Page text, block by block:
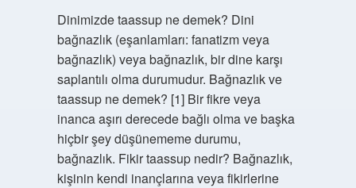
Dinimizde taassup ne demek? Dini
bağnazlık (eşanlamları: fanatizm veya
bağnazlık) veya bağnazlık, bir dine karşı
saplantılı olma durumudur. Bağnazlık ve
taassup ne demek? [1] Bir fikre veya
inanca aşırı derecede bağlı olma ve başka
hiçbir şey düşünememe durumu,
bağnazlık. Fikir taassup nedir? Bağnazlık,
kişinin kendi inançlarına veya fikirlerine